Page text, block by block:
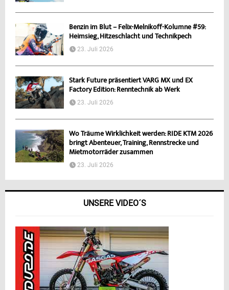
Benzin im Blut – Felix-Melnikoff-Kolumne #59:
Heimsieg, Hitzeschlacht und Technikpech
23. Juli 2026
Stark Future präsentiert VARG MX und EX
Factory Edition: Renntechnik ab Werk
23. Juli 2026
Wo Träume Wirklichkeit werden: RIDE KTM 2026
bringt Abenteuer, Training, Rennstrecke und
Mietmotorräder zusammen
23. Juli 2026
UNSERE VIDEO´S